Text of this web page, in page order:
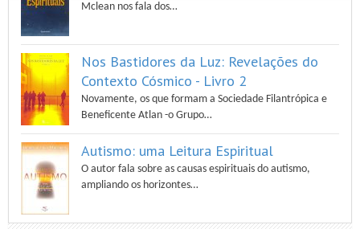
Mclean nos fala dos…
Nos Bastidores da Luz: Revelações do
Contexto Cósmico - Livro 2
Novamente, os que formam a Sociedade Filantrópica e
Beneficente Atlan -o Grupo…
Autismo: uma Leitura Espiritual
O autor fala sobre as causas espirituais do autismo,
ampliando os horizontes…